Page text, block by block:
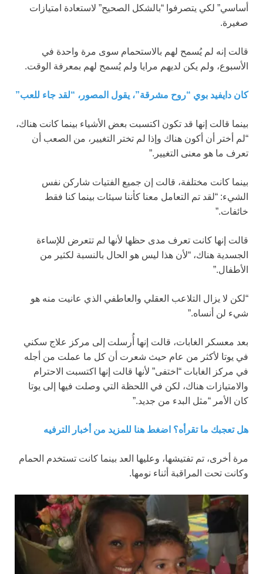
أساسي” لكي يتصرفوا “بالشكل الصحيح” لاستعادة امتيازات
صغيرة.
قالت إنه لم يُسمح لهم بالاستحمام سوى مرة واحدة في
الأسبوع، ولم يكن لديهم مرايا ولم يُسمح لهم بمعرفة الوقت.
كان دايفيد بوي “روح مشرقة”، يقول المصور، “لقد جاء للعب”
بينما قالت إنها قد تكون اكتسبت بعض الأشياء بينما كانت هناك،
“لم أختر أن أكون هناك وإذا لم تختر التغيير، من الصعب أن
تعرف ما هو معنى التغيير.”
بينما كانت مختلفة، قالت إن جميع الفتيات شاركن نفس
الشيء: “لقد تم التعامل معنا كأننا سيئات بينما كنا فقط
خائفات.”
قالت إنها كانت تعرف مدى حظها لأنها لم تتعرض للإساءة
الجسدية هناك، “لأن هذا ليس هو الحال بالنسبة لكثير من
الأطفال.”
“لكن لا يزال التلاعب العقلي والعاطفي الذي عانيت منه هو
شيء لن أنساه.”
بعد معسكر الغابات، قالت إنها أُرسلت إلى مركز علاج سكني
في يوتا لأكثر من عام حيث شعرت أن كل ما عملت من أجله
في مركز الغابات “اختفى” لأنها قالت إنها اكتسبت الاحترام
والامتيازات هناك، لكن في اللحظة التي وصلت فيها إلى يوتا
كان الأمر “مثل البدء من جديد.”
هل تعجبك ما تقرأه؟ اضغط هنا للمزيد من أخبار الترفيه
مرة أخرى، تم تفتيشها، وعليها العد بينما كانت تستخدم الحمام
وكانت تحت المراقبة أثناء نومها.